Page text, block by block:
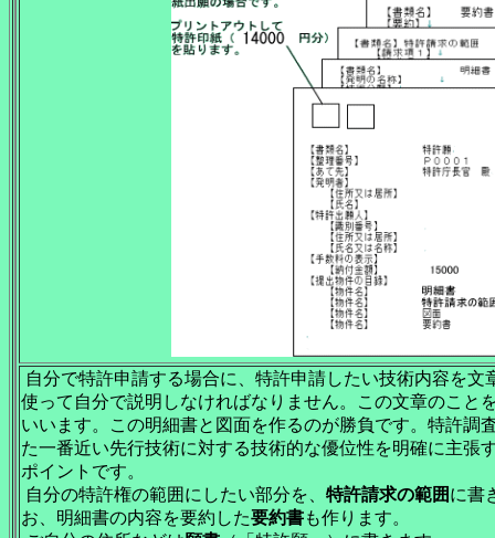
自分で特許申請する場合に、特許申請したい技術内容を文
使って自分で説明しなければなりません。この文章のこと
いいます。この明細書と図面を作るのが勝負です。特許調
た一番近い先行技術に対する技術的な優位性を明確に主張
ポイントです。
自分の特許権の範囲にしたい部分を、 特許請求の範囲に書
お、明細書の内容を要約した要約書も作ります。